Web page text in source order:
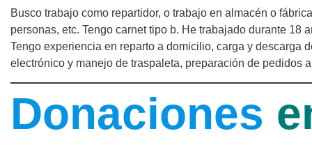
Busco trabajo como repartidor, o trabajo en almacén o
personas, etc. Tengo carnet tipo b. He trabajado durante 18
Tengo experiencia en reparto a domicilio, carga y descarga
electrónico y manejo de traspaleta, preparación de pedidos
Donaciones